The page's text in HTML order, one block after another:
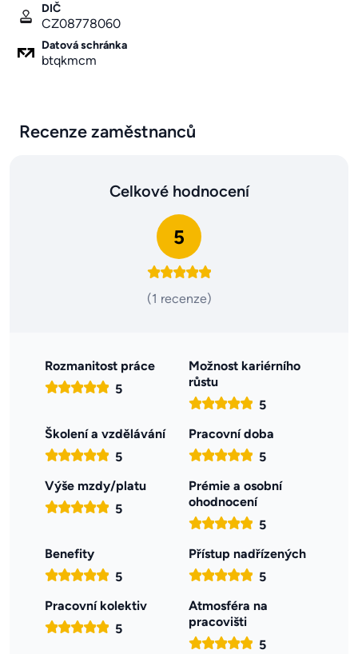
DIČ
CZ08778060
Datová schránka
btqkmcm
Recenze zaměstnanců
Celkové hodnocení
5
(1 recenze)
Rozmanitost práce
5
Možnost kariérního
růstu
5
Školení a vzdělávání
5
Pracovní doba
5
Výše mzdy/platu
5
Prémie a osobní
ohodnocení
5
Benefity
5
Přístup nadřízených
5
Pracovní kolektiv
5
Atmosféra na
pracovišti
5